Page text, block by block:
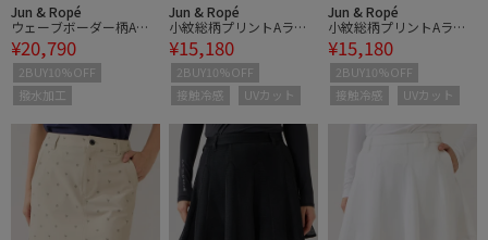
Jun & Ropé
ウェーブボーダー柄Aラ
インスカート/撥水
¥20,790
2BUY10%OFF
撥水加工
Jun & Ropé
小紋総柄プリントAライ
ンスカート/UV・接触冷
感
¥15,180
2BUY10%OFF
接触冷感
UVカット
Jun & Ropé
小紋総柄プリントAライ
ンスカート/UV・接触冷
感
¥15,180
2BUY10%OFF
接触冷感
UVカット